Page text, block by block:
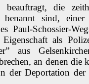
die
sind, einer
Paul-Schossier-
als
aus
an denen die
der Deportation der